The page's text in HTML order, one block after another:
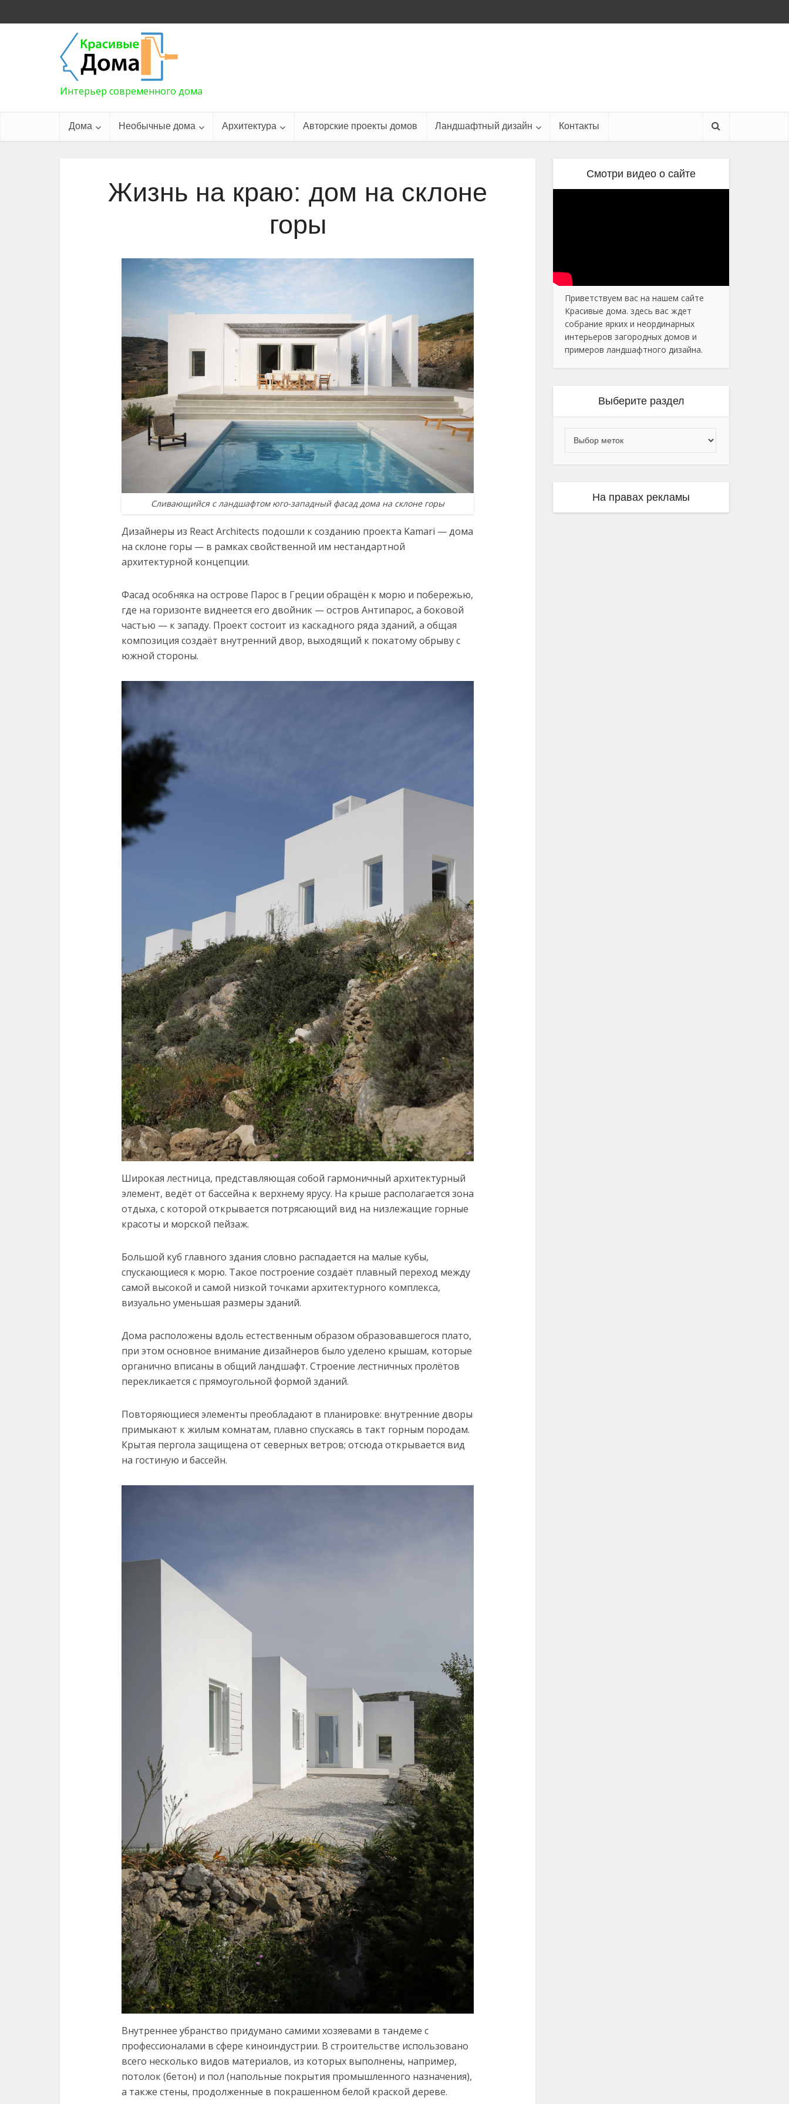
Интерьер современного дома
Дома Необычные дома Архитектура Авторские проекты домов Ландшафтный дизайн Контакты
Жизнь на краю: дом на склоне
горы
Сливающийся с ландшафтом юго-западный фасад дома на склоне горы
Дизайнеры из React Architects подошли к созданию проекта Kamari — дома
на склоне горы — в рамках свойственной им нестандартной
архитектурной концепции.
Фасад особняка на острове Парос в Греции обращён к морю и побережью,
где на горизонте виднеется его двойник — остров Антипарос, а боковой
частью — к западу. Проект состоит из каскадного ряда зданий, а общая
композиция создаёт внутренний двор, выходящий к покатому обрыву с
южной стороны.
Широкая лестница, представляющая собой гармоничный архитектурный
элемент, ведёт от бассейна к верхнему ярусу. На крыше располагается зона
отдыха, с которой открывается потрясающий вид на низлежащие горные
красоты и морской пейзаж.
Большой куб главного здания словно распадается на малые кубы,
спускающиеся к морю. Такое построение создаёт плавный переход между
самой высокой и самой низкой точками архитектурного комплекса,
визуально уменьшая размеры зданий.
Дома расположены вдоль естественным образом образовавшегося плато,
при этом основное внимание дизайнеров было уделено крышам, которые
органично вписаны в общий ландшафт. Строение лестничных пролётов
перекликается с прямоугольной формой зданий.
Повторяющиеся элементы преобладают в планировке: внутренние дворы
примыкают к жилым комнатам, плавно спускаясь в такт горным породам.
Крытая пергола защищена от северных ветров; отсюда открывается вид
на гостиную и бассейн.
Внутреннее убранство придумано самими хозяевами в тандеме с
профессионалами в сфере киноиндустрии. В строительстве использовано
всего несколько видов материалов, из которых выполнены, например,
потолок (бетон) и пол (напольные покрытия промышленного назначения),
а также стены, продолженные в покрашенном белой краской дереве.
Смотри видео о сайте
Приветствуем вас на нашем сайте
Красивые дома. здесь вас ждет
собрание ярких и неординарных
интерьеров загородных домов и
примеров ландшафтного дизайна.
Выберите раздел
На правах рекламы